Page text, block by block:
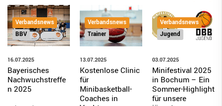
Verbandsnews
BBV
16.07.2025
Bayerisches
Nachwuchstreffe
n 2025
Verbandsnews
Trainer
13.07.2025
Kostenlose Clinic
für
Minibasketball-
Coaches in
Verbandsnews
Jugend
03.07.2025
Minifestival 2025
in Bochum – Ein
Sommer-Highlight
für unsere